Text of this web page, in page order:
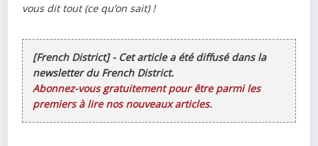
vous dit tout (ce qu’on sait) !
[French District] - Cet article a été diffusé dans la
newsletter du French District.
Abonnez-vous gratuitement pour être parmi les
premiers à lire nos nouveaux articles.